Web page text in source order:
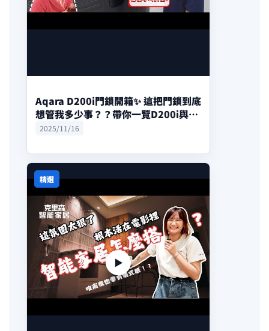
Aqara D200i門鎖開箱✨ 這把門鎖到底
想管我多少事？？帶你一覽D200i與全
屋智能的夢幻聯動🫶😍。每天盯著我的
這支影片帶你看看我和門鎖之間的愛恨
情仇🔪🚪
2025/11/16
▶
精選